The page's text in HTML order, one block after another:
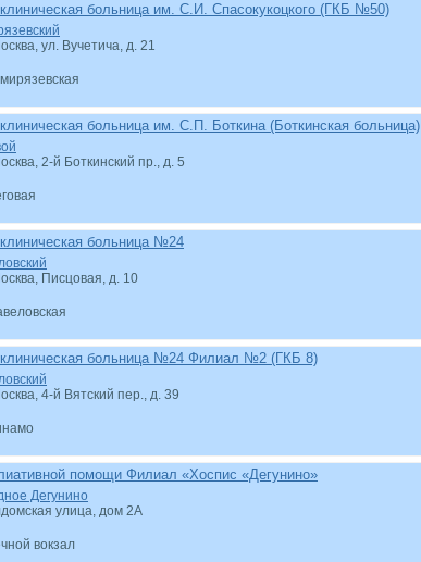
клиническая больница им. С.И. Спасокукоцкого (ГКБ №50)
ул. Вучетича, д. 21
больница им. С.П. Боткина (Боткинская больница)
2-й Боткинский пр., д. 5
клиническая больница №24
Писцовая, д. 10
клиническая больница №24 Филиал №2 (ГКБ 8)
4-й Вятский пер., д. 39
помощи Филиал «Хоспис «Дегунино»
Дегунино
улица, дом 2А
вокзал